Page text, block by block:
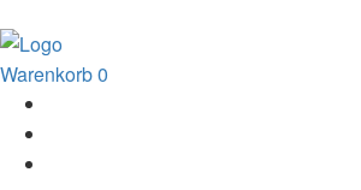
Warenkorb0